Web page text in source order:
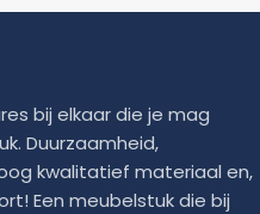
bij elkaar die je mag
Duurzaamheid,
kwalitatief materiaal en,
Een meubelstuk die bij